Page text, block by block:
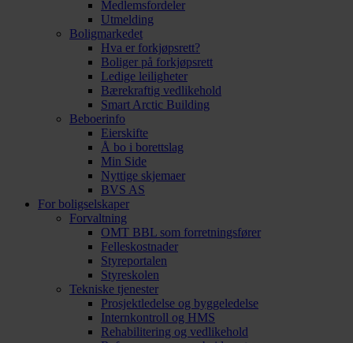
Medlemsfordeler
Utmelding
Boligmarkedet
Hva er forkjøpsrett?
Boliger på forkjøpsrett
Ledige leiligheter
Bærekraftig vedlikehold
Smart Arctic Building
Beboerinfo
Eierskifte
Å bo i borettslag
Min Side
Nyttige skjemaer
BVS AS
For boligselskaper
Forvaltning
OMT BBL som forretningsfører
Felleskostnader
Styreportalen
Styreskolen
Tekniske tjenester
Prosjektledelse og byggeledelse
Internkontroll og HMS
Rehabilitering og vedlikehold